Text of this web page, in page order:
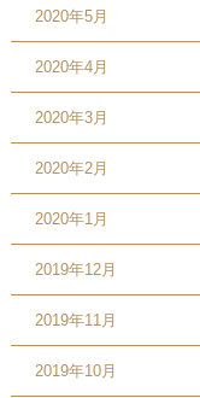
2020年5月
2020年4月
2020年3月
2020年2月
2020年1月
2019年12月
2019年11月
2019年10月